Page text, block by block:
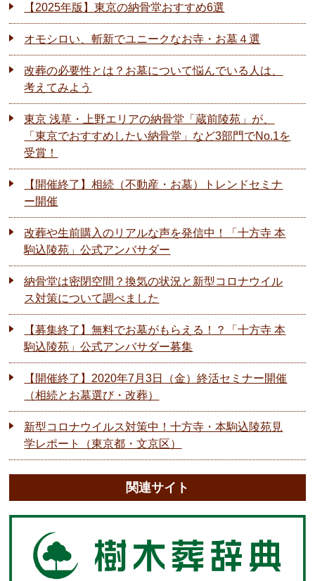
【2025年版】東京の納骨堂おすすめ6選
オモシロい、斬新でユニークなお寺・お墓４選
改葬の必要性とは？お墓について悩んでいる人は、
考えてみよう
東京 浅草・上野エリアの納骨堂「蔵前陵苑」が、
「東京でおすすめしたい納骨堂」など3部門でNo.1を
受賞！
【開催終了】相続（不動産・お墓）トレンドセミナ
ー開催
改葬や生前購入のリアルな声を発信中！「十方寺 本
駒込陵苑」公式アンバサダー
納骨堂は密閉空間？換気の状況と新型コロナウイル
ス対策について調べました
【募集終了】無料でお墓がもらえる！？「十方寺 本
駒込陵苑」公式アンバサダー募集
【開催終了】2020年7月3日（金）終活セミナー開催
（相続とお墓選び・改葬）
新型コロナウイルス対策中！十方寺・本駒込陵苑見
学レポート（東京都・文京区）
関連サイト